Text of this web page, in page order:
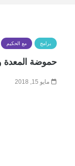
برامج مع الحكيم
حموضة المعدة
مايو 15, 2018